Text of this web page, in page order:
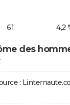
61 4,2
des
: